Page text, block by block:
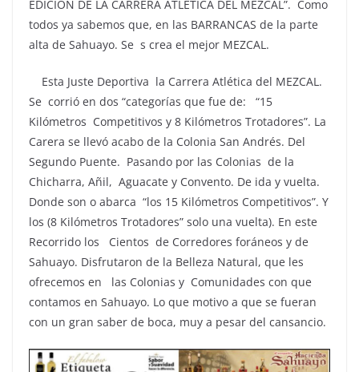
EDICION DE LA CARRERA ATLETICA DEL MEZCAL”. Como
todos ya sabemos que, en las BARRANCAS de la parte
alta de Sahuayo. Se s crea el mejor MEZCAL.
Esta Juste Deportiva la Carrera Atlética del MEZCAL.
Se corrió en dos “categorías que fue de: “15
Kilómetros Competitivos y 8 Kilómetros Trotadores”. La
Carera se llevó acabo de la Colonia San Andrés. Del
Segundo Puente. Pasando por las Colonias de la
Chicharra, Añil, Aguacate y Convento. De ida y vuelta.
Donde son o abarca “los 15 Kilómetros Competitivos”. Y
los (8 Kilómetros Trotadores” solo una vuelta). En este
Recorrido los Cientos de Corredores foráneos y de
Sahuayo. Disfrutaron de la Belleza Natural, que les
ofrecemos en las Colonias y Comunidades con que
contamos en Sahuayo. Lo que motivo a que se fueran
con un gran saber de boca, muy a pesar del cansancio.